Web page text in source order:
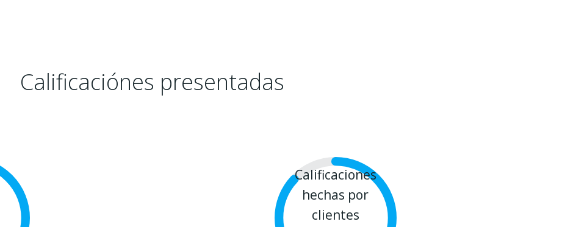
Calificaciónes presentadas
Calificaciones
hechas por
clientes